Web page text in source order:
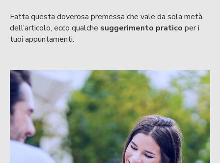
Fatta questa doverosa premessa che vale da sola metà
dell’articolo, ecco qualche suggerimento pratico per i
tuoi appuntamenti.